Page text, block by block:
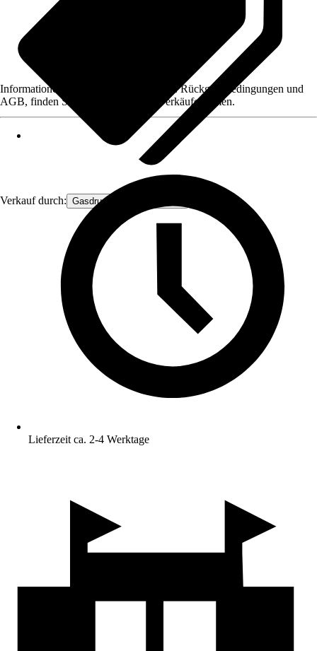
Verkauf durch: Gasdruckfeder Großhandel
Informationen des Verkäufers, wie z. B. Rückgabebedingungen und
AGB, finden Sie bei Klick auf den Verkäufernamen.
Lieferzeit ca. 2-4 Werktage